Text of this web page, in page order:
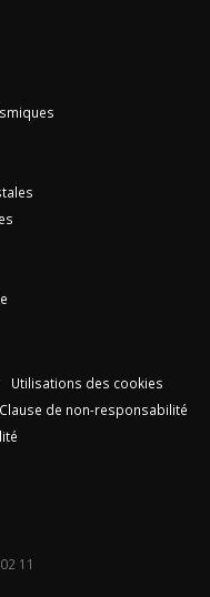
Utilisations des cookies
Clause de non-responsabilité
11